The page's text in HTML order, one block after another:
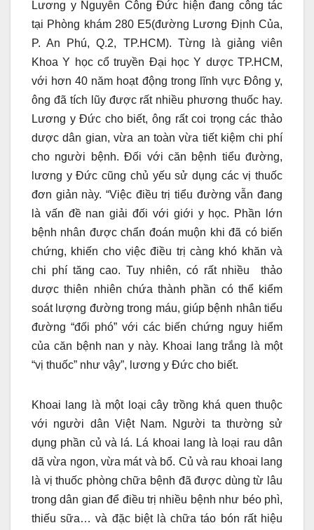
Lương y Nguyễn Công Đức hiện đang công tác
tại Phòng khám 280 E5(đường Lương Định Của,
P. An Phú, Q.2, TP.HCM). Từng là giảng viên
Khoa Y học cổ truyền Đại học Y dược TP.HCM,
với hơn 40 năm hoạt động trong lĩnh vực Đông y,
ông đã tích lũy được rất nhiều phương thuốc hay.
Lương y Đức cho biết, ông rất coi trọng các thảo
dược dân gian, vừa an toàn vừa tiết kiệm chi phí
cho người bệnh. Đối với căn bệnh tiểu đường,
lương y Đức cũng chủ yếu sử dụng các vị thuốc
đơn giản này. “Việc điều trị tiểu đường vẫn đang
là vấn đề nan giải đối với giới y học. Phần lớn
bệnh nhân được chẩn đoán muộn khi đã có biến
chứng, khiến cho việc điều trị càng khó khăn và
chi phí tăng cao. Tuy nhiên, có rất nhiều thảo
dược thiên nhiên chứa thành phần có thể kiểm
soát lượng đường trong máu, giúp bệnh nhân tiểu
đường “đối phó” với các biến chứng nguy hiểm
của căn bệnh nan y này. Khoai lang trắng là một
“vị thuốc” như vậy”, lương y Đức cho biết.
Khoai lang là một loại cây trồng khá quen thuộc
với người dân Việt Nam. Người ta thường sử
dụng phần củ và lá. Lá khoai lang là loại rau dân
dã vừa ngon, vừa mát và bổ. Củ và rau khoai lang
là vị thuốc phòng chữa bệnh đã được dùng từ lâu
trong dân gian để điều trị nhiều bệnh như béo phì,
thiếu sữa… và đặc biệt là chữa táo bón rất hiệu